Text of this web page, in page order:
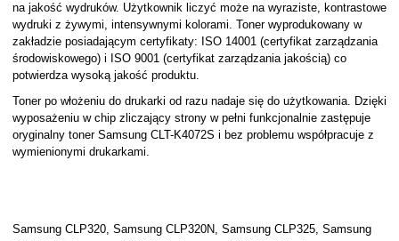
na jakość wydruków. Użytkownik liczyć może na wyraziste, kontrastowe
wydruki z żywymi, intensywnymi kolorami. Toner wyprodukowany w
zakładzie posiadającym certyfikaty: ISO 14001 (certyfikat zarządzania
środowiskowego) i ISO 9001 (certyfikat zarządzania jakością) co
potwierdza wysoką jakość produktu.
Toner po włożeniu do drukarki od razu nadaje się do użytkowania. Dzięki
wyposażeniu w chip zliczający strony w pełni funkcjonalnie zastępuje
oryginalny toner Samsung CLT-K4072S i bez problemu współpracuje z
wymienionymi drukarkami.
Samsung CLP320, Samsung CLP320N, Samsung CLP325, Samsung